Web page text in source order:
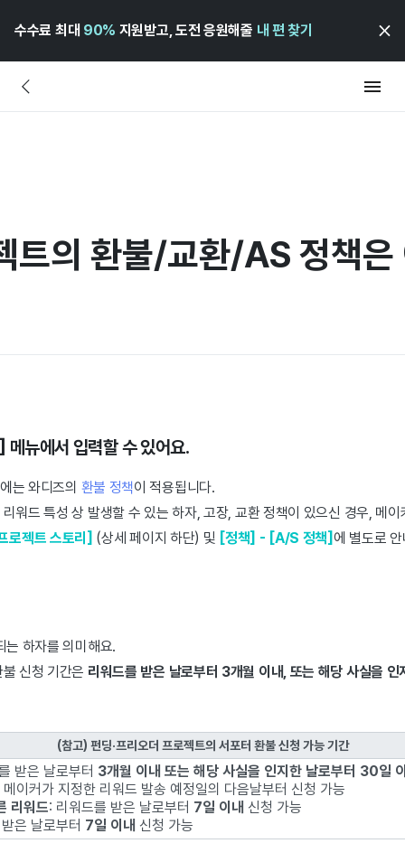
수수료 최대 90% 지원받고, 도전 응원해줄 내 편 찾기
트의 환불/교환/AS 정책
뉴에서 입력할 수 있어요.
는 와디즈의 환불 정책이 적용됩니다.
워드 특성 상 발생할 수 있는 하자, 고장, 교환 정책이 있으신 경우, 메이
젝트 스토리] (상세 페이지 하단) 및 [정책] - [A/S 정책] 에 별도로
는 하자를 의미해요.
신청 기간은 리워드를 받은 날로부터 3개월 이내, 또는 해당 사실을
(참고) 펀딩·프리오더 프로젝트의 서포터 환불 신청 가능 기간
받은 날로부터 3개월 이내 또는 해당 사실을 인지한 날로부터 30일
메이커가 지정한 리워드 발송 예정일의 다음날부터 신청 가능
리워드: 리워드를 받은 날로부터 7일 이내 신청 가능
은 날로부터 7일 이내 신청 가능